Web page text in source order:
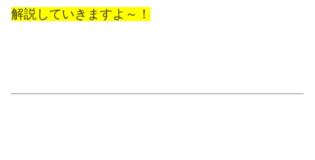
解説していきますよ～！